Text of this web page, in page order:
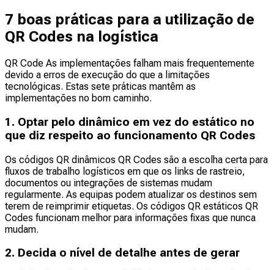
7 boas práticas para a utilização de
QR Codes na logística
QR Code As implementações falham mais frequentemente
devido a erros de execução do que a limitações
tecnológicas. Estas sete práticas mantêm as
implementações no bom caminho.
1. Optar pelo dinâmico em vez do estático no
que diz respeito ao funcionamento QR Codes
Os códigos QR dinâmicos QR Codes são a escolha certa para
fluxos de trabalho logísticos em que os links de rastreio,
documentos ou integrações de sistemas mudam
regularmente. As equipas podem atualizar os destinos sem
terem de reimprimir etiquetas. Os códigos QR estáticos QR
Codes funcionam melhor para informações fixas que nunca
mudam.
2. Decida o nível de detalhe antes de gerar